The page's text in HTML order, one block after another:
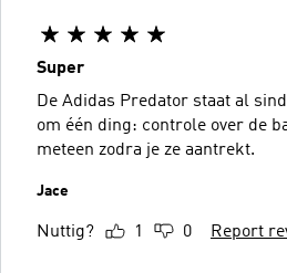
Super
De Adidas Predator staat al
om één ding: controle over de
meteen zodra je ze aantrekt.
Jace
Nuttig? 1 0 Report